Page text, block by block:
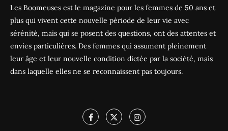
Les Boomeuses est le magazine pour les femmes de 50 ans et
plus qui vivent cette nouvelle période de leur vie avec
sérénité, mais qui se posent des questions, ont des attentes et
envies particulières. Des femmes qui assument pleinement
leur âge et leur nouvelle condition dictée par la société, mais
dans laquelle elles ne se reconnaissent pas toujours.